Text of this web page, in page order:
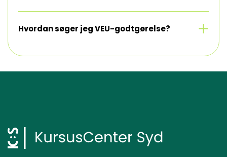
Hvordan søger jeg VEU-godtgørelse? Se mere